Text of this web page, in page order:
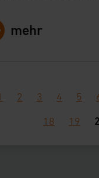
mehr
2 3 4 5
18 19